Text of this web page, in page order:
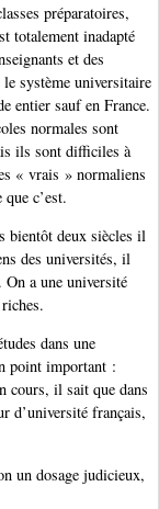
préparatoires,
totalement inadapté
et des
le système universitaire
entier sauf en France.
normales sont
ils sont difficiles à
« vrais » normaliens
c’est.
bientôt deux siècles il
des universités, il
a une université
dans une
point important :
cours, il sait que dans
d’université français,
un dosage judicieux,